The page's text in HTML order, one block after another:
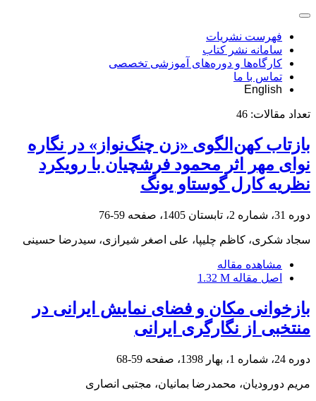
فهرست نشریات
سامانه نشر کتاب
کارگاه‌ها و دوره‌های آموزشی تخصصی
تماس با ما
English
تعداد مقالات: 46
بازتاب کهن‌الگوی «زن چنگ‌نواز» در نگاره
نوای مهر اثر محمود فرشچیان با رویکرد
نظریه کارل گوستاو یونگ
دوره 31، شماره 2، تابستان 1405، صفحه 59-76
سجاد شکری، کاظم چلیپا، علی اصغر شیرازی، سیدرضا حسینی
مشاهده مقاله
اصل مقاله 1.32 M
بازخوانی مکان و فضای نمایش ایرانی در
منتخبی از نگارگری ایرانی
دوره 24، شماره 1، بهار 1398، صفحه 59-68
مریم دورودیان، محمدرضا بمانیان، مجتبی انصاری